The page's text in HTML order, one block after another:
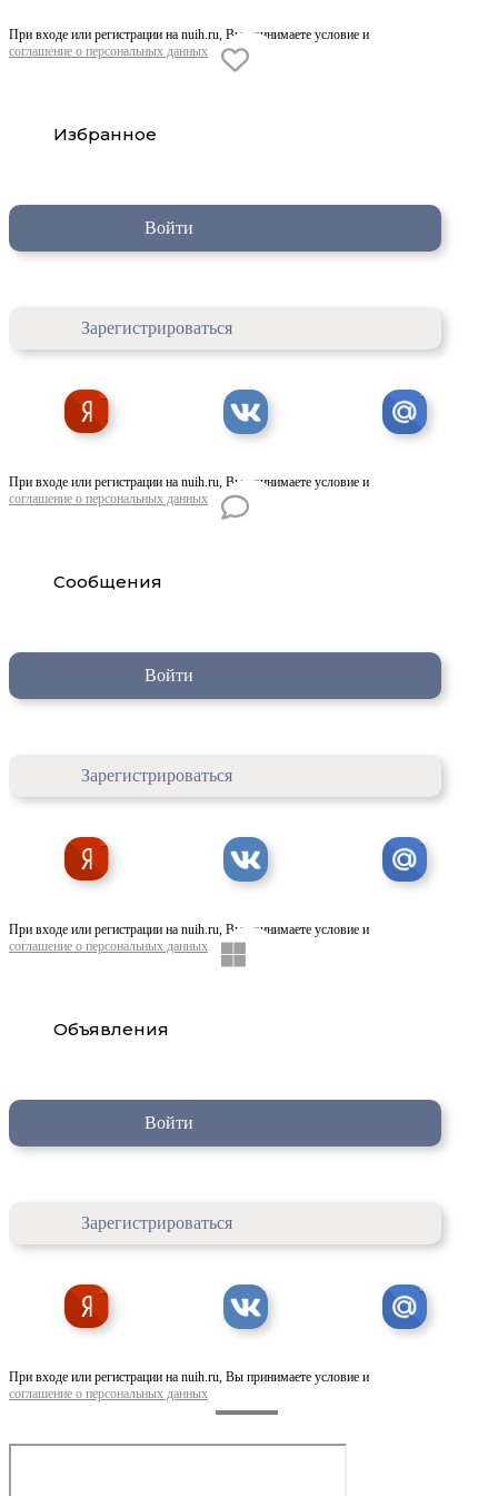
При входе или регистрации на nuih.ru, Вы принимаете условие и
соглашение о персональных данных
Избранное
Войти
Зарегистрироваться
При входе или регистрации на nuih.ru, Вы принимаете условие и
соглашение о персональных данных
Сообщения
Войти
Зарегистрироваться
При входе или регистрации на nuih.ru, Вы принимаете условие и
соглашение о персональных данных
Объявления
Войти
Зарегистрироваться
При входе или регистрации на nuih.ru, Вы принимаете условие и
соглашение о персональных данных